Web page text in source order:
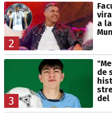
2
a
3
de
del